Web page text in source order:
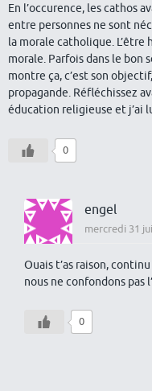
En l’occurence, les cathos
entre personnes ne sont
la morale catholique. L’être
morale. Parfois dans le bon
montre ça, c’est son
propagande. Réfléchissez
éducation religieuse et j’ai
0
engel
mercredi 31
Ouais t’as raison,
nous ne confondons pas
0